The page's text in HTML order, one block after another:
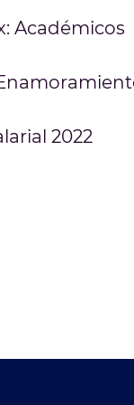
Académicos
2022